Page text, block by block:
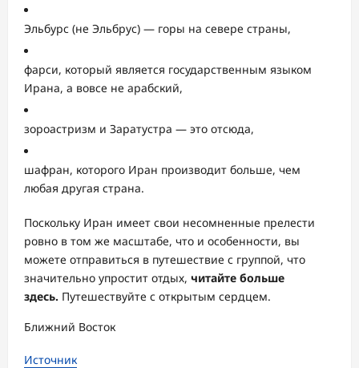
Эльбурс (не Эльбрус) — горы на севере страны,
фарси, который является государственным языком
Ирана, а вовсе не арабский,
зороастризм и Заратустра — это отсюда,
шафран, которого Иран производит больше, чем
любая другая страна.
Поскольку Иран имеет свои несомненные прелести
ровно в том же масштабе, что и особенности, вы
можете отправиться в путешествие с группой, что
значительно упростит отдых, читайте больше
здесь. Путешествуйте с открытым сердцем.
Ближний Восток
Источник